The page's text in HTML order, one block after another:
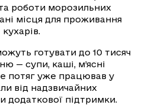
роботи морозильних
місця для проживання
готувати до 10 тисяч
— супи, каші, м’ясні
потяг уже працював у
від надзвичайних
додаткової підтримки.